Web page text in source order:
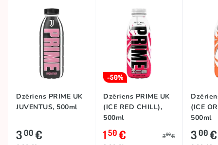
Dzēriens PRIME UK
JUVENTUS, 500ml
300€
-50%
Dzēriens PRIME UK
(ICE RED CHILL),
500ml
150€ 300€
(ICE
500ml
300€